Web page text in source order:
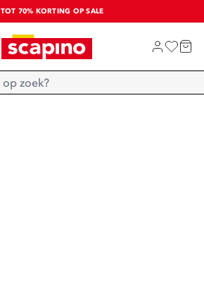
TOT 70% KORTING OP SALE
SALE: LAATSTE KANS!
SHOP NIEUW
Home